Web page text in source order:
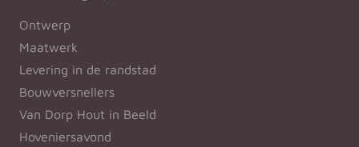
Ontwerp
Maatwerk
Levering in de randstad
Bouwversnellers
Van Dorp Hout in Beeld
Hoveniersavond